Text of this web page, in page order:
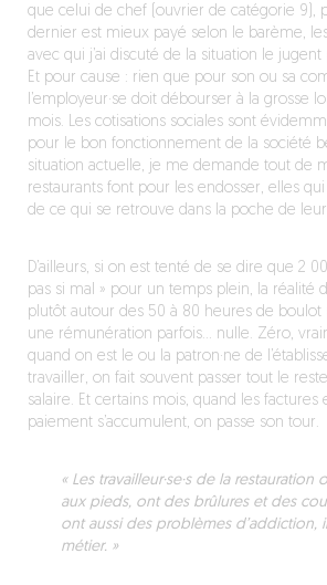
que celui de chef (ouvrier de catégorie 9),
dernier est mieux payé selon le barème, les
avec qui j’ai discuté de la situation le jugent
Et pour cause : rien que pour son ou sa
l’employeur·se doit débourser à la grosse
mois. Les cotisations sociales sont
pour le bon fonctionnement de la société
situation actuelle, je me demande tout de
restaurants font pour les endosser, elles
de ce qui se retrouve dans la poche de
D’ailleurs, si on est tenté de se dire que 2
pas si mal » pour un temps plein, la réalité
plutôt autour des 50 à 80 heures de boulot
une rémunération parfois… nulle. Zéro,
quand on est le ou la patron·ne de
travailler, on fait souvent passer tout le
salaire. Et certains mois, quand les factures
paiement s’accumulent, on passe son tour.
« Les travailleur·se·s de la
aux pieds, ont des brûlures et des
ont aussi des problèmes d’addiction,
métier. »